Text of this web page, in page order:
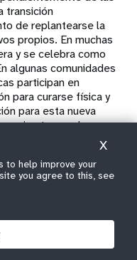
transición
de replantearse la
propios. En muchas
y se celebra como
algunas comunidades
participan en
para curarse física y
para esta nueva
otorga a las
empoderamiento y
más elevados.
seres humanos y
en lugar de
la reproducción,
to help improve your
you agree to this, see
X